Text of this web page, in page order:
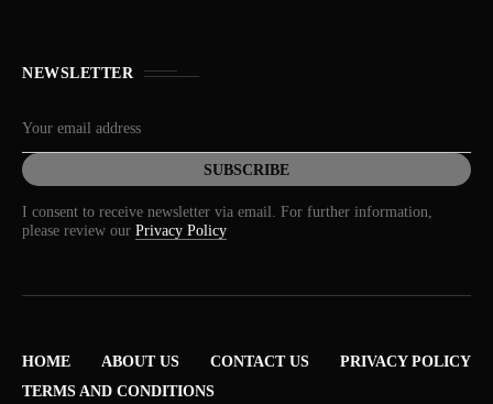
NEWSLETTER
I consent to receive newsletter via email. For further information,
please review our Privacy Policy
HOME ABOUT US CONTACT US
PRIVACY POLICY
TERMS AND CONDITIONS